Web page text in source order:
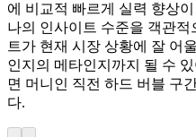
에 비교적 빠르게 실력 향상
나의 인사이트 수준을 객관적
트가 현재 시장 상황에 잘 어
인지의 메타인지까지 될 수
면 머니인 직전 하드 버블 구
다.